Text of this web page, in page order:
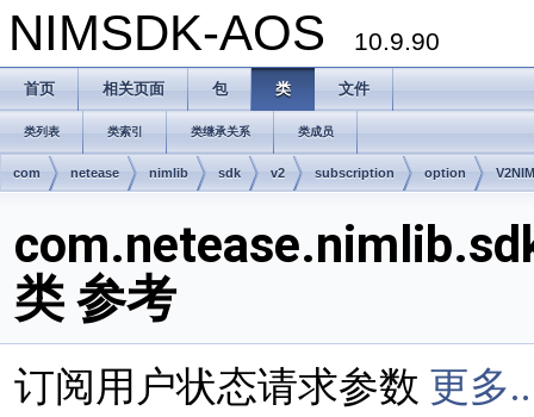
NIMSDK-AOS 10.9.90
首页 相关页面 包 类 文件
类列表 类索引 类继承关系 类成员
com netease nimlib sdk v2 subscription option
类 参考
订阅用户状态请求参数 更多